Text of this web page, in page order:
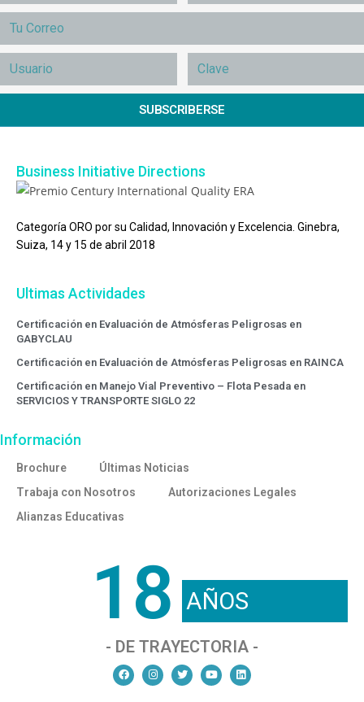
SUBSCRIBERSE
Business Initiative Directions
Categoría ORO por su Calidad, Innovación y Excelencia. Ginebra,
Suiza, 14 y 15 de abril 2018
Ultimas Actividades
Certificación en Evaluación de Atmósferas Peligrosas en
GABYCLAU
Certificación en Evaluación de Atmósferas Peligrosas en RAINCA
Certificación en Manejo Vial Preventivo – Flota Pesada en
SERVICIOS Y TRANSPORTE SIGLO 22
Información
Brochure
Últimas Noticias
Trabaja con Nosotros
Autorizaciones Legales
Alianzas Educativas
18 AÑOS
- DE TRAYECTORIA -